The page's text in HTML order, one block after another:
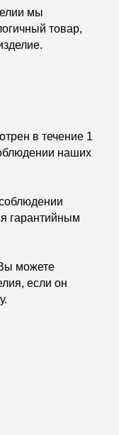
мы
товар,
в течение 1
наших
гарантийным
можете
если он